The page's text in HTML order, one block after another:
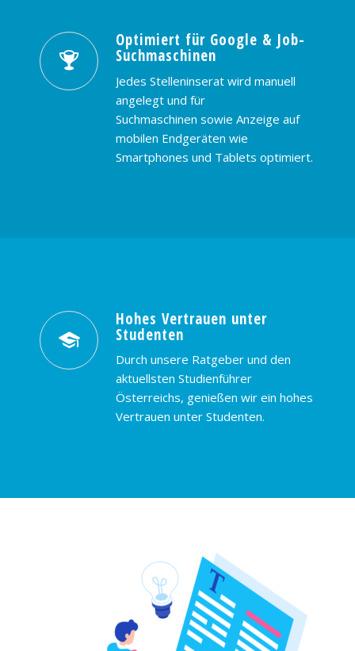
Optimiert für Google & Job-
Suchmaschinen
Jedes Stelleninserat wird manuell
angelegt und für
Suchmaschinen sowie Anzeige auf
mobilen Endgeräten wie
Smartphones und Tablets optimiert.
Hohes Vertrauen unter
Studenten
Durch unsere Ratgeber und den
aktuellsten Studienführer
Österreichs, genießen wir ein hohes
Vertrauen unter Studenten.